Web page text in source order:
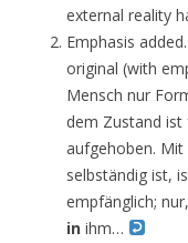
external reality
Emphasis
original (with
Mensch nur
dem Zustand ist
aufgehoben.
selbständig ist,
empfänglich;
in ihm…